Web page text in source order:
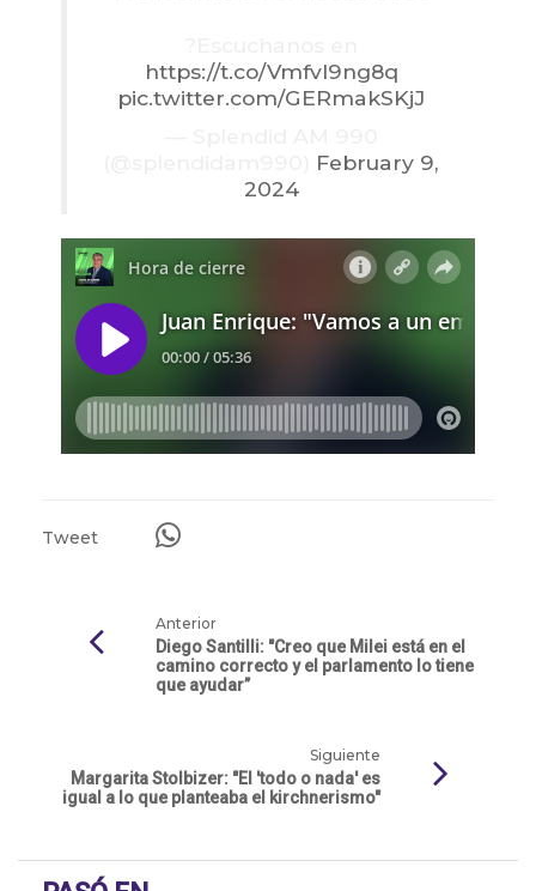
https://t.co/Vmfvl9ng8q
pic.twitter.com/GERmakSKjJ
February 9,
2024
Tweet
Anterior
Diego Santilli: "Creo que Milei está en el
camino correcto y el parlamento lo tiene
que ayudar”
Siguiente
Margarita Stolbizer: "El 'todo o nada' es
igual a lo que planteaba el kirchnerismo"